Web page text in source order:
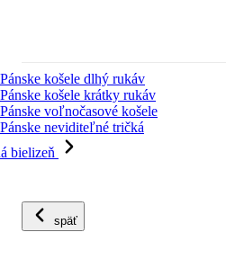
Pánske košele dlhý rukáv
Pánske košele krátky rukáv
Pánske voľnočasové košele
Pánske neviditeľné tričká
bielizeň
späť